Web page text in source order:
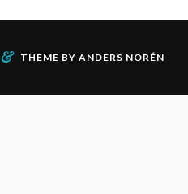
& THEME BY ANDERS NORÉN